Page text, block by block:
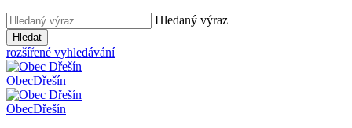
Hledaný výraz
Hledat
rozšířené vyhledávání
ObecDřešín
ObecDřešín